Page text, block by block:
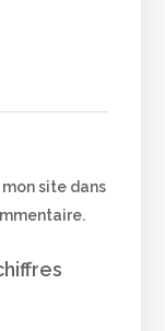
site dans